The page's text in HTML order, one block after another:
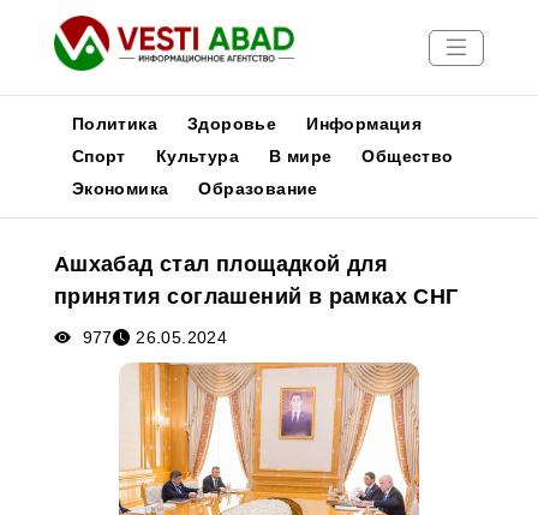
Новости
Медиа
Афиша
Политика Здоровье
Информация
Спорт
Культура В мире
Общество
Экономика
Образование
Ашхабад стал площадкой для
принятия соглашений в рамках СНГ
977 26.05.2024